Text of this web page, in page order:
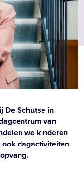
De Schutse in
van
we kinderen
dagactiviteiten